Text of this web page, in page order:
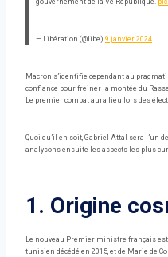
gouvernement de la Ve République.
— Libération (@libe) 9 janvier 2024
Macron s’identifie cependant au
confiance pour freiner la montée du
Le premier combat aura lieu lors des
Quoi qu’il en soit, Gabriel Attal sera l’un
analysons ensuite les aspects les plus
1. Origine
Le nouveau Premier ministre français
tunisien décédé en 2015, et de Marie de